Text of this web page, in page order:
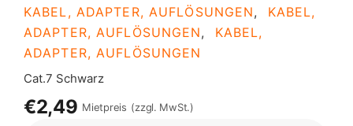
KABEL, ADAPTER, AUFLÖSUNGEN,
KABEL,
ADAPTER, AUFLÖSUNGEN,
KABEL,
ADAPTER, AUFLÖSUNGEN
Cat.7 Schwarz
€2,49 Mietpreis (zzgl. MwSt.)